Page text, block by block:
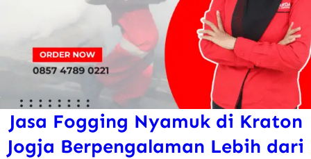
Jasa Fogging Nyamuk di Kraton
Jogja Berpengalaman Lebih dari